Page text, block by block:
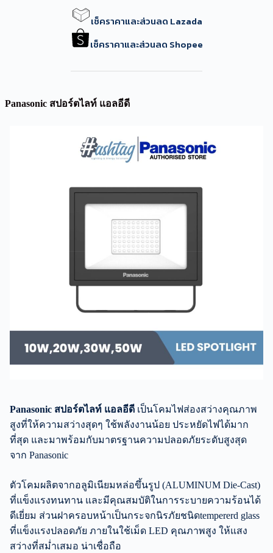
เช็คราคาและส่วนลด Lazada
เช็คราคาและส่วนลด Shopee
Panasonic สปอร์ตไลท์ แอลอีดี
Panasonic สปอร์ตไลท์ แอลอีดี เป็นโคมไฟส่องสว่างคุณภาพ
สูงที่ให้ความสว่างสุดๆ ใช้พลังงานน้อย ประหยัดไฟได้มาก
ที่สุด และมาพร้อมกับมาตรฐานความปลอดภัยระดับสูงสุด
จาก Panasonic
ตัวโคมผลิตจากอลูมิเนียมหล่อขึ้นรูป (ALUMINUM Die-Cast)
ที่แข็งแรงทนทาน และมีคุณสมบัติในการระบายความร้อนได้
ดีเยี่ยม ส่วนฝาครอบหน้าเป็นกระจกนิรภัยชนิดtempererd glass
ที่แข็งแรงปลอดภัย ภายในใช้เม็ด LED คุณภาพสูง ให้แสง
สว่างที่สม่ำเสมอ น่าเชื่อถือ